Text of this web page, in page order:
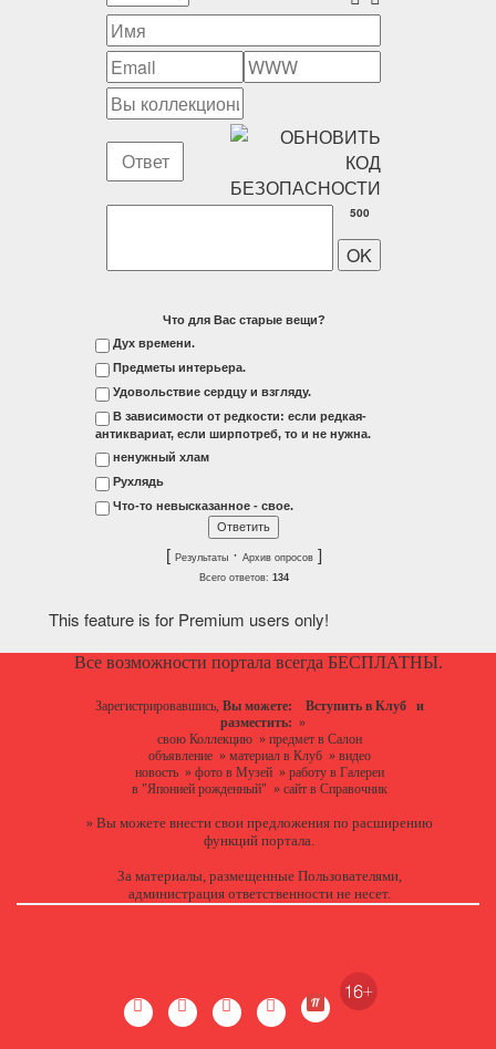
500
Что для Вас старые вещи?
Дух времени.
Предметы интерьера.
Удовольствие сердцу и взгляду.
В зависимости от редкости: если редкая-
антиквариат, если ширпотреб, то и не нужна.
ненужный хлам
Рухлядь
Что-то невысказанное - свое.
[ Результаты· Архив опросов]
Всего ответов: 134
This feature is for Premium users only!
Все возможности портала всегда БЕСПЛАТНЫ.
Зарегистрировавшись, Вы можете: Вступить в Клуб
и
разместить: »
свою Коллекцию» предмет в Салон
объявление» материал в Клуб» видео
новость» фото в Музей» работу в Галереи
в "Японией рожденный" » сайт в Справочник
» Вы можете внести свои предложенияпо расширению
функций портала.
За материалы, размещенные Пользователями,
администрация ответственности не несет.